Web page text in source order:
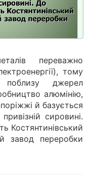
переважно
тому
поблизу джерел
алюмінію,
й базується
сировині.
Костянтинівський
завод переробки